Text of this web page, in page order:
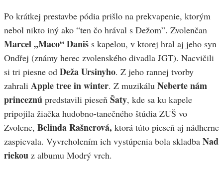
Po krátkej prestavbe pódia prišlo na prekvapenie, ktorým
nebol nikto iný ako “ten čo hrával s Dežom”. Zvolenčan
Marcel „Maco“ Daniš s kapelou, v ktorej hral aj jeho syn
Ondřej (známy herec zvolenského divadla JGT). Nacvičili
si tri piesne od Deža Ursinyho. Z jeho rannej tvorby
zahrali Apple tree in winter. Z muzikálu Neberte nám
princeznú predstavili pieseň Šaty, kde sa ku kapele
pripojila žiačka hudobno-tanečného štúdia ZUŠ vo
Zvolene, Belinda Rašnerová, ktorá túto pieseň aj nádherne
zaspievala. Vyvrcholením ich vystúpenia bola skladba Nad
riekou z albumu Modrý vrch.